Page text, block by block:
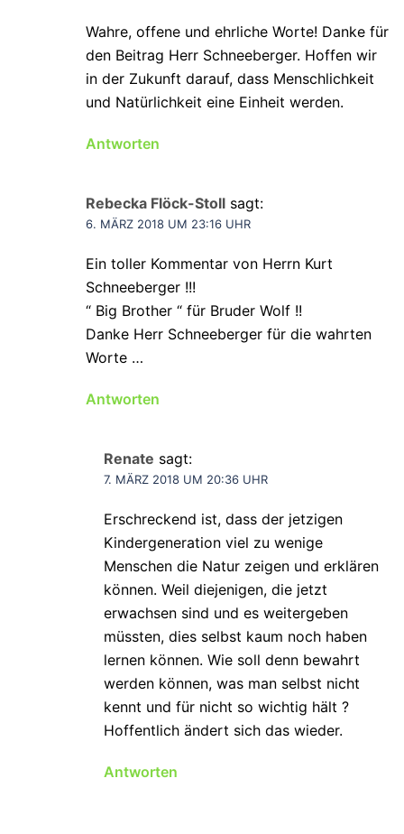
Wahre, offene und ehrliche Worte! Danke für
den Beitrag Herr Schneeberger. Hoffen wir
in der Zukunft darauf, dass Menschlichkeit
und Natürlichkeit eine Einheit werden.
Antworten
Rebecka Flöck-Stoll sagt:
6. MÄRZ 2018 UM 23:16 UHR
Ein toller Kommentar von Herrn Kurt
Schneeberger !!!
“ Big Brother “ für Bruder Wolf !!
Danke Herr Schneeberger für die wahrten
Worte …
Antworten
Renate sagt:
7. MÄRZ 2018 UM 20:36 UHR
Erschreckend ist, dass der jetzigen
Kindergeneration viel zu wenige
Menschen die Natur zeigen und erklären
können. Weil diejenigen, die jetzt
erwachsen sind und es weitergeben
müssten, dies selbst kaum noch haben
lernen können. Wie soll denn bewahrt
werden können, was man selbst nicht
kennt und für nicht so wichtig hält ?
Hoffentlich ändert sich das wieder.
Antworten